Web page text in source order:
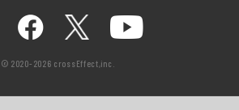
© 2020-2026 crossEffect,inc.